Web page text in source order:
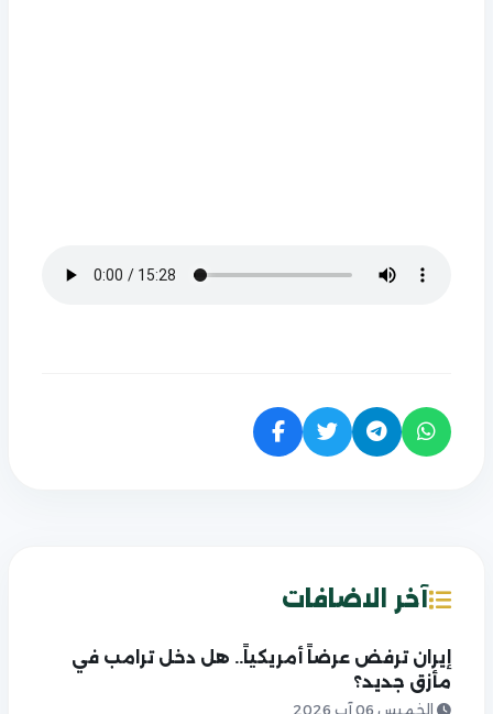
آخر الاضافات
إيران ترفض عرضاً أمريكياً.. هل دخل ترامب في
مأزق جديد؟
الخميس 06 آب 2026